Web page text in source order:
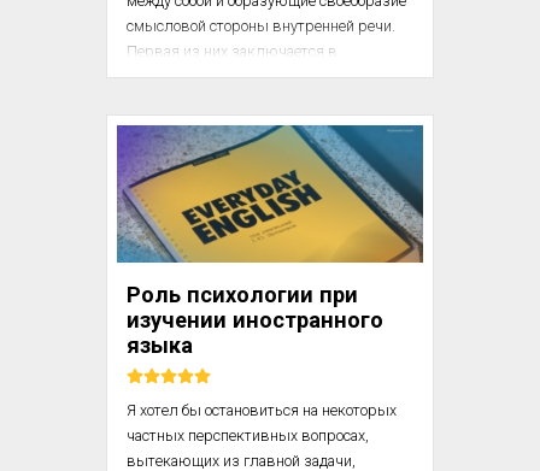
смысловой стороны внутренней речи.
Первая из них заключается в
преобладании смысла слова над его
оказал большую услугу
психологическому анализу речи тем, что
ввел различие между смыслом слова и
его значением. Смысл слова, как
показал Полан, представляет собой
совокупность всех психологических
сознании благодаря слову. Смысл
слова, таким образом, оказывается
всегда динамическим, текучим,
сложным образов...
Роль психологии при
изучении иностранного
языка
Я хотел бы остановиться на некоторых
частных перспективных вопросах,
вытекающих из главной задачи,